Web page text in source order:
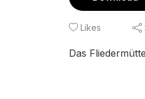
Likes
Das